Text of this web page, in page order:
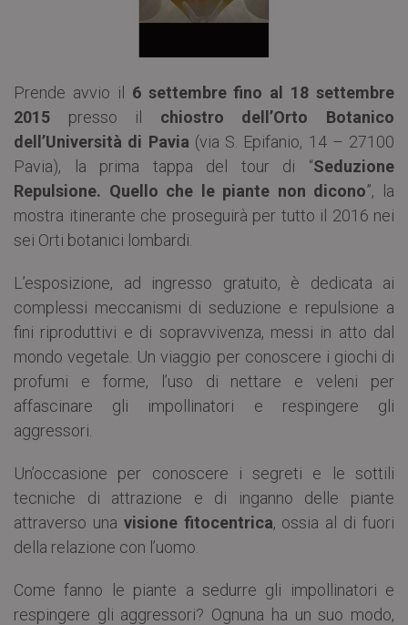
Prende avvio il 6 settembre fino al 18 settembre
2015 presso il chiostro dell’Orto Botanico
dell’Università di Pavia (via S. Epifanio, 14 – 27100
Pavia), la prima tappa del tour di “Seduzione
Repulsione. Quello che le piante non dicono”, la
mostra itinerante che proseguirà per tutto il 2016 nei
sei Orti botanici lombardi.
L’esposizione, ad ingresso gratuito, è dedicata ai
complessi meccanismi di seduzione e repulsione a
fini riproduttivi e di sopravvivenza, messi in atto dal
mondo vegetale. Un viaggio per conoscere i giochi di
profumi e forme, l’uso di nettare e veleni per
affascinare gli impollinatori e respingere gli
aggressori.
Un’occasione per conoscere i segreti e le sottili
tecniche di attrazione e di inganno delle piante
attraverso una visione fitocentrica, ossia al di fuori
della relazione con l’uomo.
Come fanno le piante a sedurre gli impollinatori e
respingere gli aggressori? Ognuna ha un suo modo,